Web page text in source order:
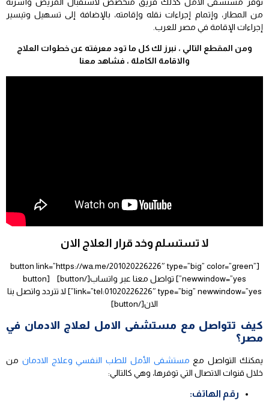
من المطار، وإتمام إجراءات نقله وإقامته، بالإضافة إلى تسهيل وتيسير
إجراءات الإقامة في مصر للعرب.
ومن المقطع التالي ، نبرز لك كل ما تود معرفته عن خطوات العلاج
والاقامة الكاملة ، فشاهد معنا
لا تستسلم وخد قرار العلاج الان
[button link=”https://wa.me/201020226226″ type=”big” color=”green”
newwindow=”yes”] تواصل معنا عبر واتساب[/button] [button
link=”tel:01020226226″ type=”big” newwindow=”yes”] لا تتردد واتصل بنا
الان[/button]
كيف تتواصل مع مستشفى الامل لعلاج الادمان في
مصر؟
يمكنك التواصل مع مستشفى الأمل للطب النفسي وعلاج الادمان من
خلال قنوات الاتصال التي توفرها، وهي كالتالي:
رقم الهاتف: